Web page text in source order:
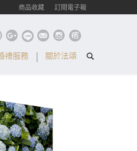
商品收藏 訂閱電子報
禮服務 關於法頌